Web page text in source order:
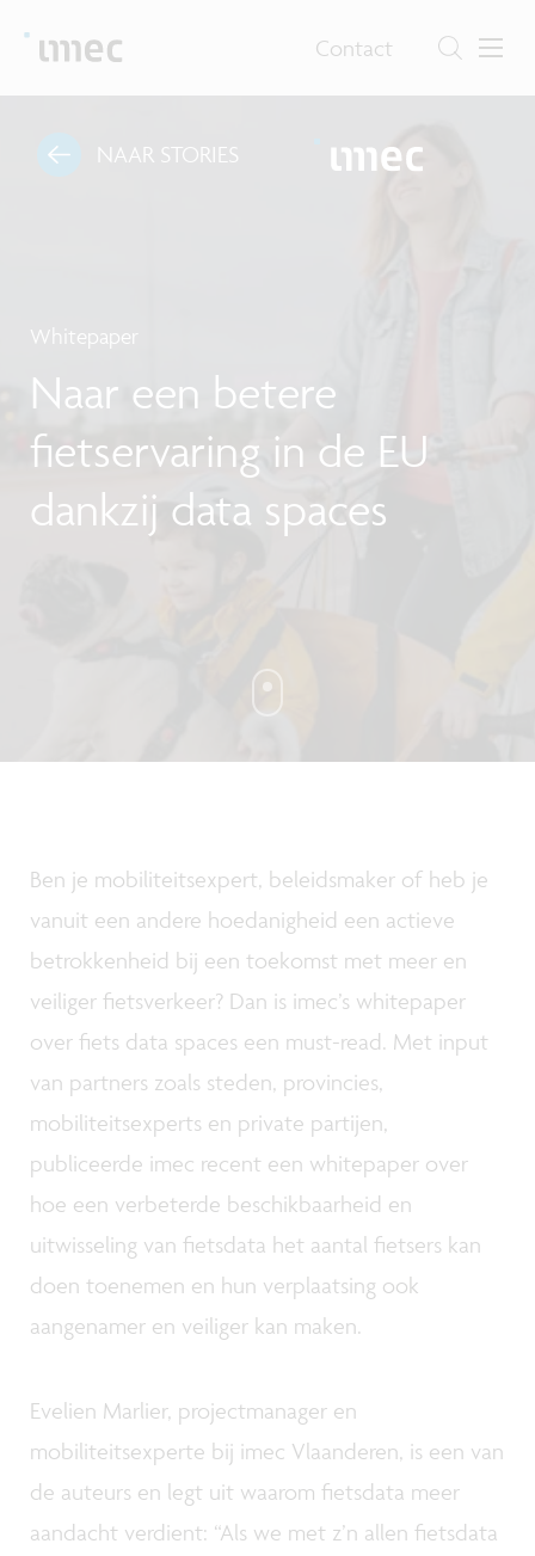
Contact
NAAR STORIES
Whitepaper
Naar een betere
fietservaring in de EU
dankzij data spaces
Ben je mobiliteitsexpert, beleidsmaker of heb je
vanuit een andere hoedanigheid een actieve
betrokkenheid bij een toekomst met meer en
veiliger fietsverkeer? Dan is imec’s whitepaper
over fiets data spaces een must-read. Met input
van partners zoals steden, provincies,
mobiliteitsexperts en private partijen,
publiceerde imec recent een whitepaper over
hoe een verbeterde beschikbaarheid en
uitwisseling van fietsdata het aantal fietsers kan
doen toenemen en hun verplaatsing ook
aangenamer en veiliger kan maken.
Evelien Marlier, projectmanager en
mobiliteitsexperte bij imec Vlaanderen, is een van
de auteurs en legt uit waarom fietsdata meer
aandacht verdient: “Als we met z’n allen fietsdata